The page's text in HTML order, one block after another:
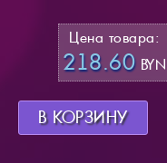
Цена товара:
218.60BYN
В КОРЗИНУ